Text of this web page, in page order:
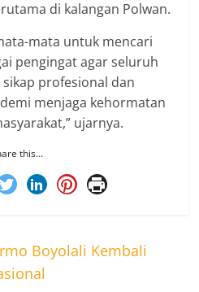
di kalangan Polwan.
mata untuk mencari
pengingat agar seluruh
profesional dan
menjaga kehormatan
ujarnya.
this…
Boyolali Kembali